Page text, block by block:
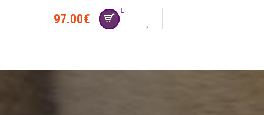
97.00€